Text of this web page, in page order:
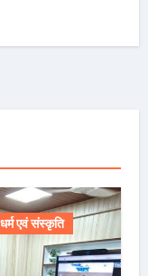
धर्म एवं संस्कृति